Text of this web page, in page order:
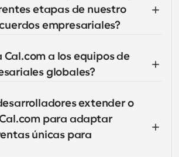
etapas de nuestro
empresariales?
Cal.com a los equipos de
globales?
extender o
para adaptar
únicas para